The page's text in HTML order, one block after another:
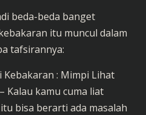
beda-beda banget
itu muncul dalam
tafsirannya:
Kebakaran : Mimpi Lihat
Kalau kamu cuma liat
bisa berarti ada masalah